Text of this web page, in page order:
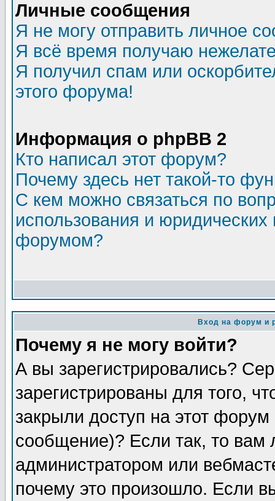
Личные сообщения
Я не могу отправить личное
Я всё время получаю
Я получил спам или
этого форума!
Информация о phpBB 2
Кто написал этот форум?
Почему здесь нет такой-то
С кем можно связаться по
использования и
форумом?
Вход на форум и
Почему я не могу войти?
А вы зарегистрировались?
зарегистрированы для того,
закрыли доступ на этот
сообщение)? Если так, то вам
администратором или
почему это произошло. Если